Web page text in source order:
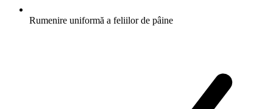
Rumenire uniformă a feliilor de pâine